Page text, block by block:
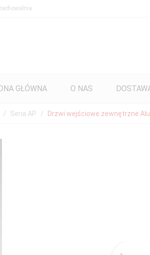
GŁÓWNA O NAS
Seria AP Drzwi wejściowe zewnętrzne